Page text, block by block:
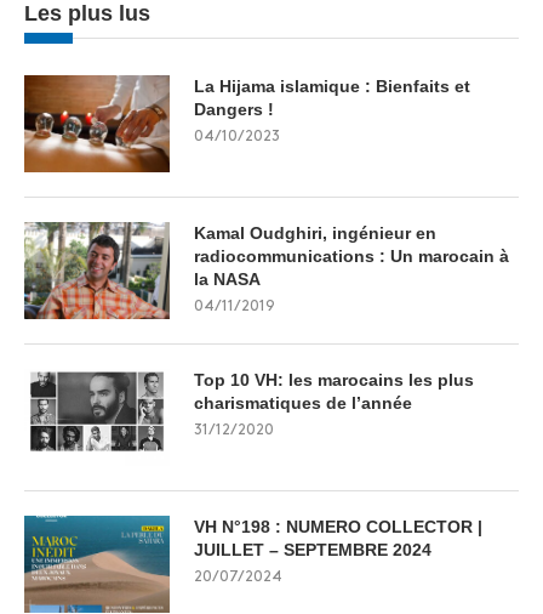
Les plus lus
La Hijama islamique : Bienfaits et
Dangers !
04/10/2023
Kamal Oudghiri, ingénieur en
radiocommunications : Un marocain à
la NASA
04/11/2019
Top 10 VH: les marocains les plus
charismatiques de l’année
31/12/2020
VH N°198 : NUMERO COLLECTOR |
JUILLET – SEPTEMBRE 2024
20/07/2024